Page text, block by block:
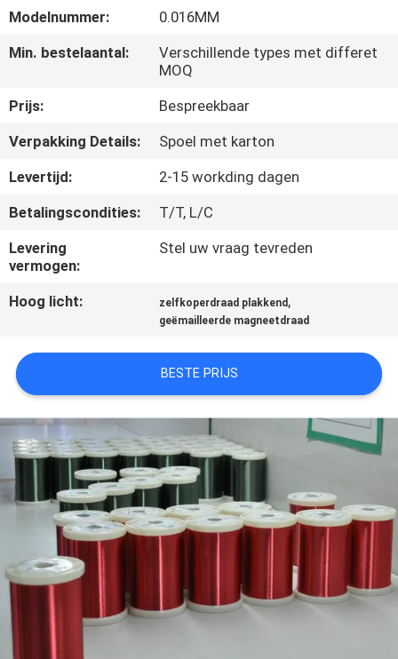
KWALITEITSCONTROLE
ONS
NIEUWS
OM EEN
CITAAT
SITEMAP
PRIVACY
POLICY
Modelnummer:
0.016MM
Min. bestelaantal:
Verschillende types met differet
MOQ
Prijs:
Bespreekbaar
Verpakking Details:
Spoel met karton
Levertijd:
2-15 workding dagen
Betalingscondities:
T/T, L/C
Levering
vermogen:
Stel uw vraag tevreden
Hoog licht: zelfkoperdraad plakkend ,
geëmailleerde magneetdraad
BESTE PRIJS